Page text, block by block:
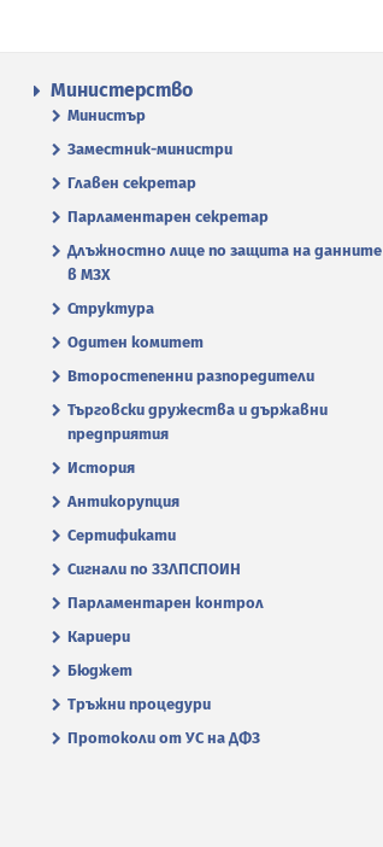
Министерство
Министър
Заместник-министри
Главен секретар
Парламентарен секретар
Длъжностно лице по защита на данните
в МЗХ
Структура
Одитен комитет
Второстепенни разпоредители
Търговски дружества и държавни
предприятия
История
Антикорупция
Сертификати
Сигнали по ЗЗЛПСПОИН
Парламентарен контрол
Кариери
Бюджет
Тръжни процедури
Протоколи от УС на ДФЗ